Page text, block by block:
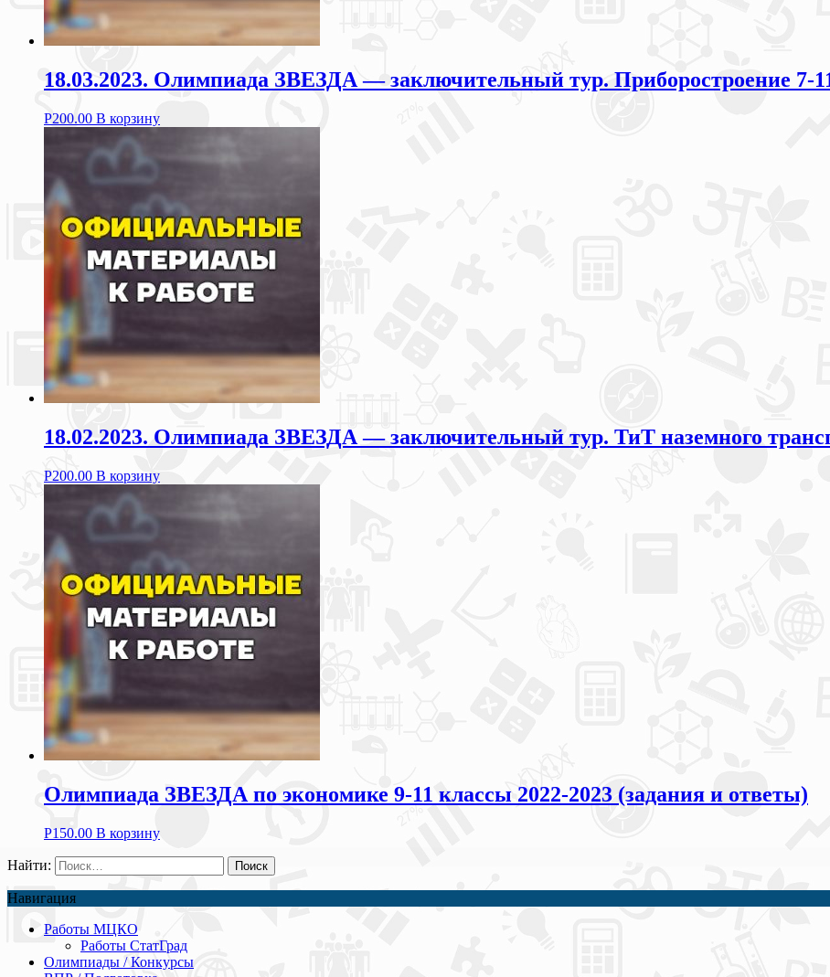
18.03.2023. Олимпиада ЗВЕЗДА — заключительный тур. Приборостроение 7-
Р200.00 В корзину
18.02.2023. Олимпиада ЗВЕЗДА — заключительный тур. ТиТ наземного
Р200.00 В корзину
Олимпиада ЗВЕЗДА по экономике 9-11 классы 2022-2023 (задания и ответы)
Р150.00 В корзину
Найти:
Навигация
Работы МЦКО
Работы СтатГрад
Олимпиады / Конкурсы